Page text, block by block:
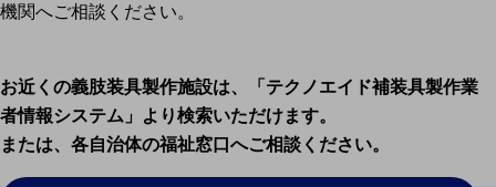
機関へご相談ください。
お近くの義肢装具製作施設は、「テクノエイド補装具製作業
者情報システム」より検索いただけます。
または、各自治体の福祉窓口へご相談ください。